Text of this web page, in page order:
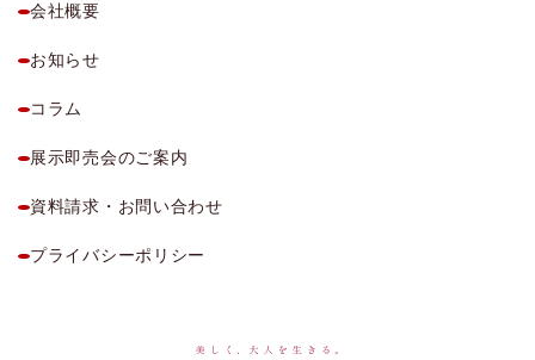
会社概要
お知らせ
コラム
展示即売会のご案内
資料請求・お問い合わせ
プライバシーポリシー